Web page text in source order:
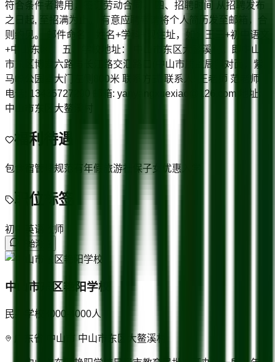
符合条件者聘用，签订劳动合同。 四、招聘时间 从招聘发布
之日起, 至招满为止。 有意应聘者请将个人简历发至邮箱，合
则约见。 邮件命名：姓名+学科+现住址，如：王三+初中语文
+中山东区。 五、学校地址： 中山市东区大鳌溪村。即中山
市东区博爱六路与长江路交汇路口(中山市质监局斜对面，紫
马岭公园南大门左侧800米 联系方式 联系人: 王老师 范老师
电话: 13435727290 邮箱: yanyangxuexiao@126.com 地址:
中山市东区大鳌溪村
福利待遇
包食宿管理规范 有年假 旅游社保子女优惠入学
职位标签
初中英语教师
开始沟通
中山市东区艳阳学校
民办学校 3000-4000人
广东省/中山市 中山市东区大鳌溪村